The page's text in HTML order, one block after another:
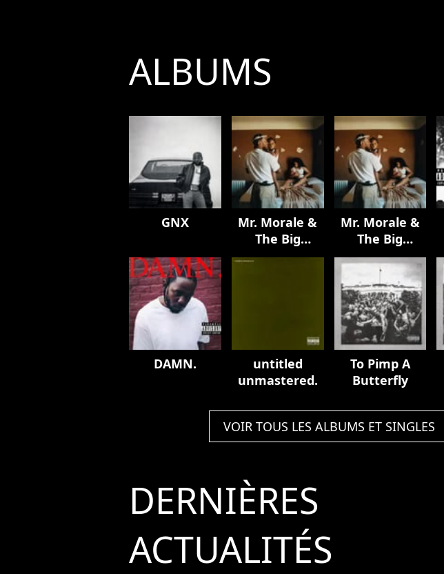
ALBUMS
GNX
Mr. Morale &
The Big
Steppers
Mr. Morale &
The Big
Steppers
DAMN.
untitled
unmastered.
To Pimp A
Butterfly
VOIR TOUS LES ALBUMS ET SINGLES
DERNIÈRES
ACTUALITÉS